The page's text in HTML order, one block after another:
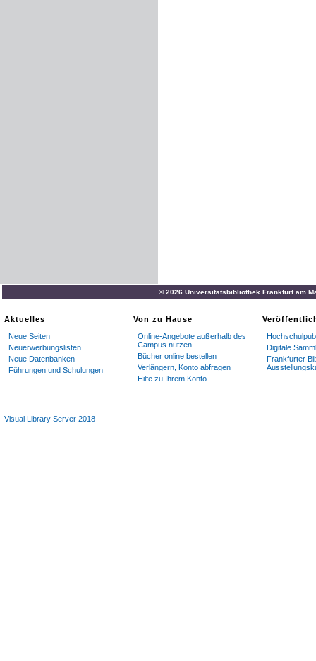
© 2026 Universitätsbibliothek Frankfurt am
Aktuelles
Neue Seiten
Neuerwerbungslisten
Neue Datenbanken
Führungen und Schulungen
Von zu Hause
Online-Angebote außerhalb des
Campus nutzen
Bücher online bestellen
Verlängern, Konto abfragen
Hilfe zu Ihrem Konto
Digitale
Frankfurter
Visual Library Server 2018